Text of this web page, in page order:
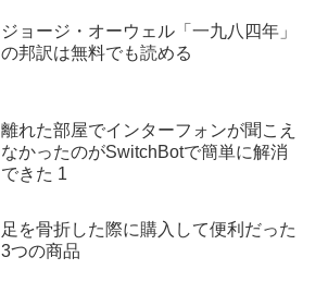
ジョージ・オーウェル「一九八四年」
の邦訳は無料でも読める
離れた部屋でインターフォンが聞こえ
なかったのがSwitchBotで簡単に解消
できた 1
足を骨折した際に購入して便利だった
3つの商品